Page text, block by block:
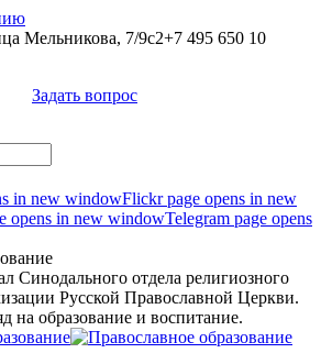
Мельникова, 7/9с2+7 495 650 10
Задать вопрос
in new windowFlickr page opens in new
opens in new windowTelegram page opens
Синодального отдела религиозного
Русской Православной Церкви.
на образование и воспитание.